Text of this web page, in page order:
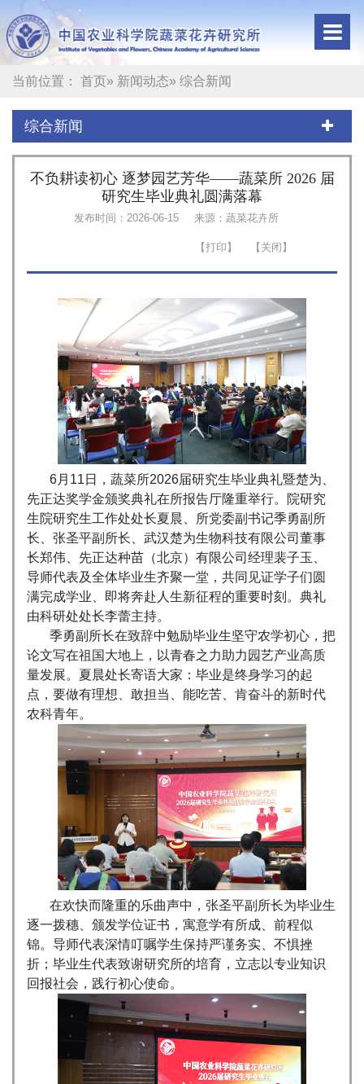
当前位置： 首页» 新闻动态» 综合新闻
综合新闻
不负耕读初心 逐梦园艺芳华——蔬菜所 2026 届
研究生毕业典礼圆满落幕
发布时间：2026-06-15 来源：蔬菜花卉所
6月11日，蔬菜所2026届研究生毕业典礼暨楚为、
先正达奖学金颁奖典礼在所报告厅隆重举行。院研究
生院研究生工作处处长夏晨、所党委副书记季勇副所
长、张圣平副所长、武汉楚为生物科技有限公司董事
长郑伟、先正达种苗（北京）有限公司经理裴子玉、
导师代表及全体毕业生齐聚一堂，共同见证学子们圆
满完成学业、即将奔赴人生新征程的重要时刻。典礼
由科研处处长李蕾主持。
季勇副所长在致辞中勉励毕业生坚守农学初心，把
论文写在祖国大地上，以青春之力助力园艺产业高质
量发展。夏晨处长寄语大家：毕业是终身学习的起
点，要做有理想、敢担当、能吃苦、肯奋斗的新时代
农科青年。
在欢快而隆重的乐曲声中，张圣平副所长为毕业生
逐一拨穗、颁发学位证书，寓意学有所成、前程似
锦。导师代表深情叮嘱学生保持严谨务实、不惧挫
折；毕业生代表致谢研究所的培育，立志以专业知识
回报社会，践行初心使命。